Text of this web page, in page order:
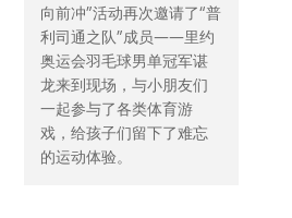
向前冲”活动再次邀请了“普
利司通之队”成员——里约
奥运会羽毛球男单冠军谌
龙来到现场，与小朋友们
一起参与了各类体育游
戏，给孩子们留下了难忘
的运动体验。